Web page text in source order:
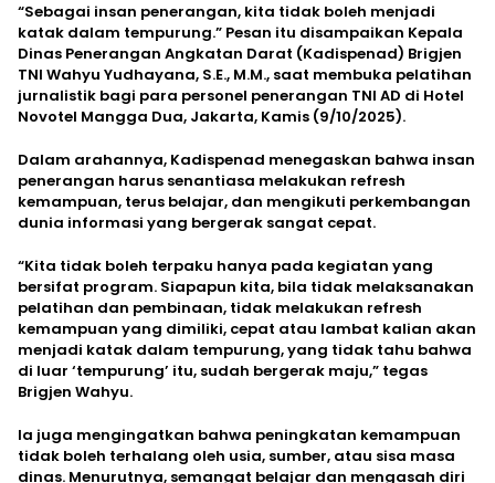
“Sebagai insan penerangan, kita tidak boleh menjadi
katak dalam tempurung.” Pesan itu disampaikan Kepala
Dinas Penerangan Angkatan Darat (Kadispenad) Brigjen
TNI Wahyu Yudhayana, S.E., M.M., saat membuka pelatihan
jurnalistik bagi para personel penerangan TNI AD di Hotel
Novotel Mangga Dua, Jakarta, Kamis (9/10/2025).
Dalam arahannya, Kadispenad menegaskan bahwa insan
penerangan harus senantiasa melakukan refresh
kemampuan, terus belajar, dan mengikuti perkembangan
dunia informasi yang bergerak sangat cepat.
“Kita tidak boleh terpaku hanya pada kegiatan yang
bersifat program. Siapapun kita, bila tidak melaksanakan
pelatihan dan pembinaan, tidak melakukan refresh
kemampuan yang dimiliki, cepat atau lambat kalian akan
menjadi katak dalam tempurung, yang tidak tahu bahwa
di luar ‘tempurung’ itu, sudah bergerak maju,” tegas
Brigjen Wahyu.
Ia juga mengingatkan bahwa peningkatan kemampuan
tidak boleh terhalang oleh usia, sumber, atau sisa masa
dinas. Menurutnya, semangat belajar dan mengasah diri